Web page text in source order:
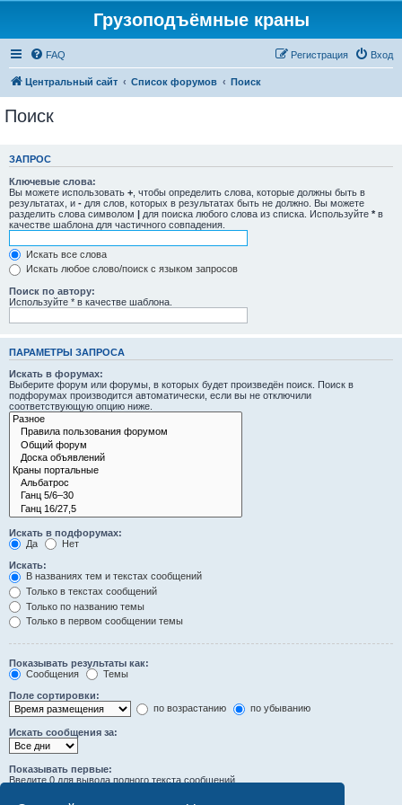
Грузоподъёмные краны
FAQ Вход
Регистрация
Центральный сайт Список форумов Поиск
Поиск
ЗАПРОС
Ключевые слова:
Вы можете использовать + , чтобы определить слова, которые должны быть в
результатах, и - для слов, которых в результатах быть не должно. Вы можете
разделить слова символом | для поиска любого слова из списка. Используйте * в
качестве шаблона для частичного совпадения.
Искать все слова
Искать любое слово/поиск с языком запросов
Поиск по автору:
Используйте * в качестве шаблона.
ПАРАМЕТРЫ ЗАПРОСА
Искать в форумах:
Выберите форум или форумы, в которых будет произведён поиск. Поиск в
подфорумах производится автоматически, если вы не отключили
соответствующую опцию ниже.
Искать в подфорумах:
Да
Нет
Искать:
В названиях тем и текстах сообщений
Только в текстах сообщений
Только по названию темы
Только в первом сообщении темы
Показывать результаты как:
Сообщения
Темы
Поле сортировки:
по возрастанию
по убыванию
Искать сообщения за:
Показывать первые:
Введите 0 для вывода полного текста сообщений.